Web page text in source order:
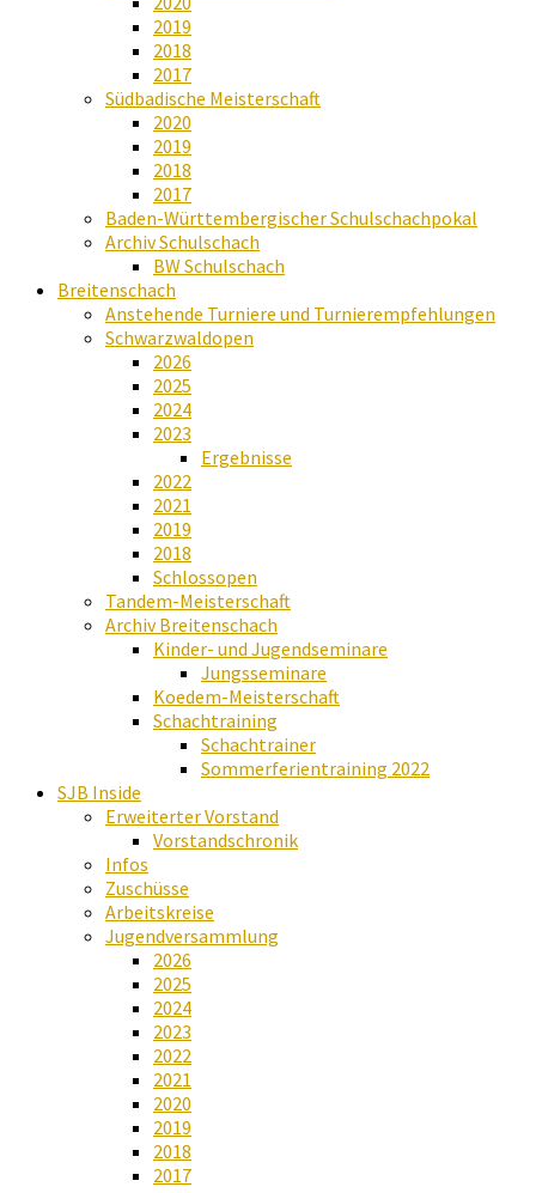
2019
2018
2017
Südbadische Meisterschaft
2020
2019
2018
2017
Baden-Württembergischer Schulschachpokal
Archiv Schulschach
BW Schulschach
Breitenschach
Anstehende Turniere und Turnierempfehlungen
Schwarzwaldopen
2026
2025
2024
2023
Ergebnisse
2022
2021
2019
2018
Schlossopen
Tandem-Meisterschaft
Archiv Breitenschach
Kinder- und Jugendseminare
Jungsseminare
Koedem-Meisterschaft
Schachtraining
Schachtrainer
Sommerferientraining 2022
SJB Inside
Erweiterter Vorstand
Vorstandschronik
Infos
Zuschüsse
Arbeitskreise
Jugendversammlung
2026
2025
2024
2023
2022
2021
2020
2019
2018
2017